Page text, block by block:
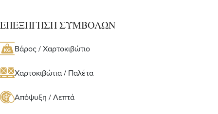
ΕΠΕΞΗΓΗΣΗ ΣΥΜΒΟΛΩΝ
Βάρος / Χαρτοκιβώτιο
Χαρτοκιβώτια / Παλέτα
Απόψυξη / Λεπτά